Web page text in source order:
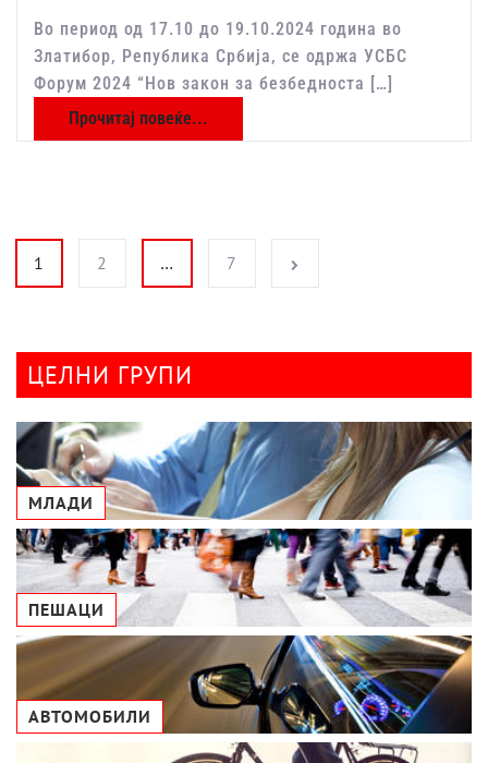
Во период од 17.10 до 19.10.2024 година во
Златибор, Република Србија, се одржа УСБС
Форум 2024 “Нов закон за безбедноста […]
Прочитај повеќе...
Posts pagination
1 2 … 7
ЦЕЛНИ ГРУПИ
МЛАДИ
ПЕШАЦИ
АВТОМОБИЛИ